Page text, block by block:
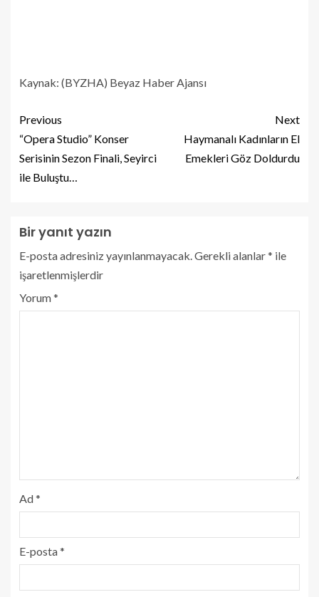
Kaynak: (BYZHA) Beyaz Haber Ajansı
Previous
“Opera Studio” Konser
Serisinin Sezon Finali, Seyirci
ile Buluştu…
Next
Haymanalı Kadınların El
Emekleri Göz Doldurdu
Bir yanıt yazın
E-posta adresiniz yayınlanmayacak. Gerekli alanlar* ile
işaretlenmişlerdir
Yorum*
Ad*
E-posta*